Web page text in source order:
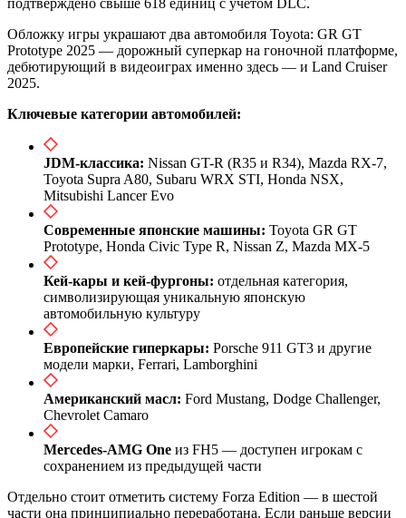
Обложку игры украшают два автомобиля Toyota: GR GT
Prototype 2025 — дорожный суперкар на гоночной платформе,
дебютирующий в видеоиграх именно здесь — и Land Cruiser
2025.
Ключевые категории автомобилей:
JDM-классика: Nissan GT-R (R35 и R34), Mazda RX-7,
Toyota Supra A80, Subaru WRX STI, Honda NSX,
Mitsubishi Lancer Evo
Современные японские машины: Toyota GR GT
Prototype, Honda Civic Type R, Nissan Z, Mazda MX-5
Кей-кары и кей-фургоны: отдельная категория,
символизирующая уникальную японскую
автомобильную культуру
Европейские гиперкары: Porsche 911 GT3 и другие
модели марки, Ferrari, Lamborghini
Американский масл: Ford Mustang, Dodge Challenger,
Chevrolet Camaro
Mercedes-AMG One из FH5 — доступен игрокам с
сохранением из предыдущей части
Отдельно стоит отметить систему Forza Edition — в шестой
части она принципиально переработана. Если раньше версии